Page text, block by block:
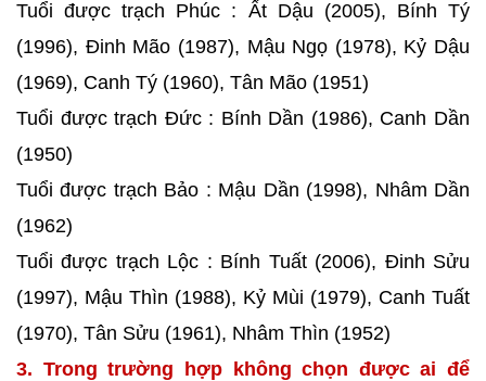
Tuổi được trạch Phúc : Ất Dậu (2005), Bính Tý
(1996), Đinh Mão (1987), Mậu Ngọ (1978), Kỷ Dậu
(1969), Canh Tý (1960), Tân Mão (1951)
Tuổi được trạch Đức : Bính Dần (1986), Canh Dần
(1950)
Tuổi được trạch Bảo : Mậu Dần (1998), Nhâm Dần
(1962)
Tuổi được trạch Lộc : Bính Tuất (2006), Đinh Sửu
(1997), Mậu Thìn (1988), Kỷ Mùi (1979), Canh Tuất
(1970), Tân Sửu (1961), Nhâm Thìn (1952)
3. Trong trường hợp không chọn được ai để